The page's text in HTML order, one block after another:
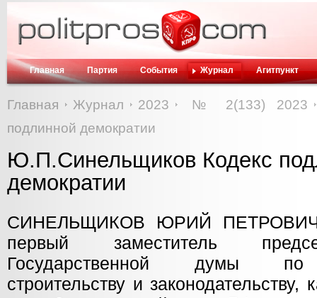
Главная Партия События Журнал Агитпункт
Главная Журнал 2023
№ 2(133) 2023
подлинной демократии
Ю.П.Синельщиков Кодекс
демократии
СИНЕЛЬЩИКОВ ЮРИЙ
первый заместитель
Государственной думы по
строительству и законодательству,